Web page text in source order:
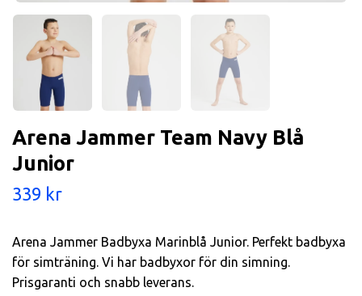
Arena Jammer Team Navy Blå
Junior
339 kr
Arena Jammer Badbyxa Marinblå Junior. Perfekt badbyxa
för simträning. Vi har badbyxor för din simning.
Prisgaranti och snabb leverans.